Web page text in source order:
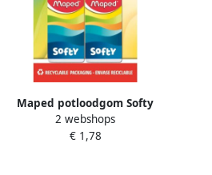
Maped potloodgom Softy
medium formaat blister met 2
stuks
2 webshops
€ 1,78